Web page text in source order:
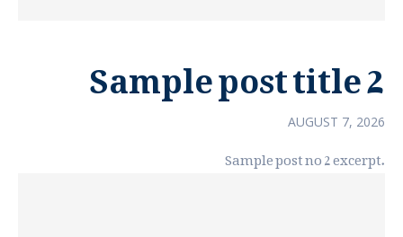
Sample post title 2
AUGUST 7, 2026
Sample post no 2 excerpt.